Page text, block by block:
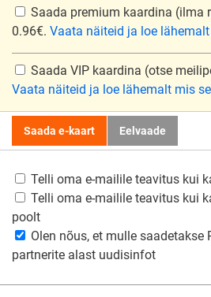
Saada premium kaardina (ilma
0.96€. Vaata näiteid ja loe
Saada VIP kaardina (otse
Vaata näiteid ja loe lähemalt mis
Saada e-kaart Eelvaade
Telli oma e-mailile teavitus kui
Telli oma e-mailile teavitus kui
poolt
Olen nõus, et mulle saadetakse
partnerite alast uudisinfot